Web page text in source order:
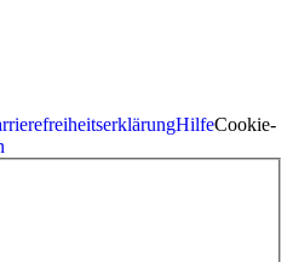
HilfeCookie-